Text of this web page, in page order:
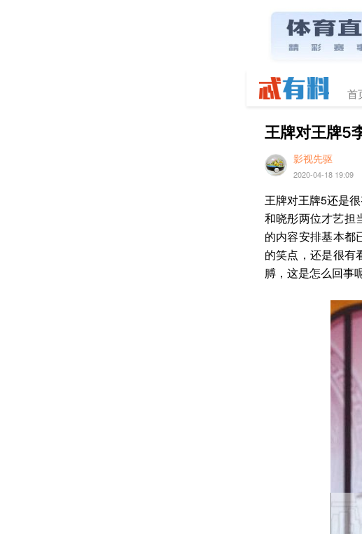
首
王牌对王牌5
影视先驱
2020-04-18 19:09
王牌对王牌5还是
和晓彤两位才艺担
的内容安排基本都
的笑点，还是很有
膊，这是怎么回事